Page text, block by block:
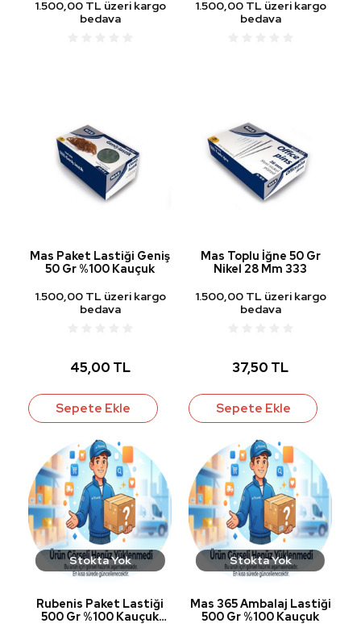
1.500,00 TL üzeri kargo
bedava
1.500,00 TL üzeri kargo
bedava
Mas Paket Lastiği Geniş
50 Gr %100 Kauçuk
1.500,00 TL üzeri kargo
bedava
45,00 TL
Sepete Ekle
Mas Toplu İğne 50 Gr
Nikel 28 Mm 333
1.500,00 TL üzeri kargo
bedava
37,50 TL
Sepete Ekle
Stokta Yok
Rubenis Paket Lastiği
500 Gr %100 Kauçuk
Stokta Yok
Mas 365 Ambalaj Lastiği
500 Gr %100 Kauçuk